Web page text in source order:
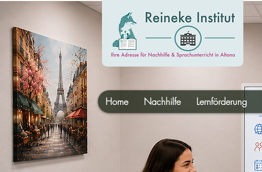
Home Nachhilfe Lernförderung